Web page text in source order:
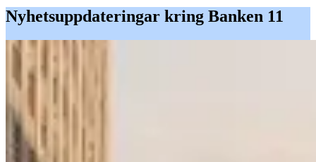
Nyhetsuppdateringar kring Banken 11